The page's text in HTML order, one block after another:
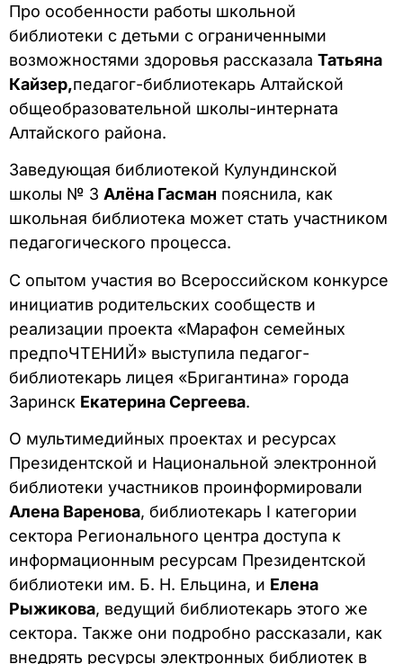
Про особенности работы школьной
библиотеки с детьми с ограниченными
возможностями здоровья рассказала Татьяна
Кайзер,педагог-библиотекарь Алтайской
общеобразовательной школы-интерната
Алтайского района.
Заведующая библиотекой Кулундинской
школы № 3 Алёна Гасман пояснила, как
школьная библиотека может стать участником
педагогического процесса.
С опытом участия во Всероссийском конкурсе
инициатив родительских сообществ и
реализации проекта «Марафон семейных
предпоЧТЕНИЙ» выступила педагог-
библиотекарь лицея «Бригантина» города
Заринск Екатерина Сергеева.
О мультимедийных проектах и ресурсах
Президентской и Национальной электронной
библиотеки участников проинформировали
Алена Варенова, библиотекарь I категории
сектора Регионального центра доступа к
информационным ресурсам Президентской
библиотеки им. Б. Н. Ельцина, и Елена
Рыжикова, ведущий библиотекарь этого же
сектора. Также они подробно рассказали, как
внедрять ресурсы электронных библиотек в